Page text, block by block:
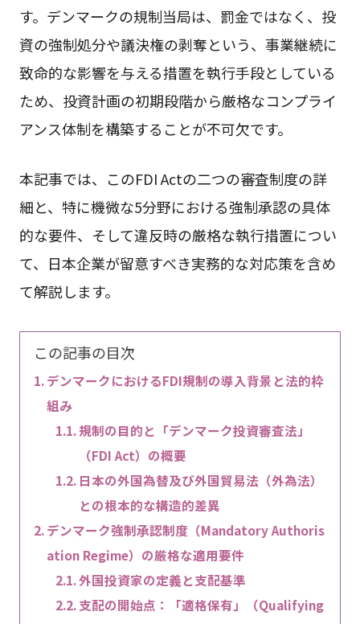
す。デンマークの規制当局は、罰金ではなく、投
資の強制処分や議決権の剥奪という、事業継続に
致命的な影響を与える措置を執行手段としている
ため、投資計画の初期段階から厳格なコンプライ
アンス体制を構築することが不可欠です。
本記事では、このFDI Actの二つの審査制度の詳
細と、特に機微な5分野における強制承認の具体
的な要件、そして違反時の厳格な執行措置につい
て、日本企業が留意すべき実務的な対応策を含め
て解説します。
この記事の目次
デンマークにおけるFDI規制の導入背景と法的枠
組み
規制の目的と「デンマーク投資審査法」
（FDI Act）の概要
日本の外国為替及び外国貿易法（外為法）
との根本的な構造的差異
デンマーク強制承認制度（Mandatory Authoris
ation Regime）の厳格な適用要件
外国投資家の定義と支配基準
支配の開始点：「適格保有」（Qualifying